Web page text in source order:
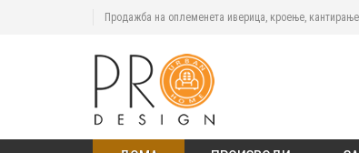
Продажба на оплеменета иверица, кроење,